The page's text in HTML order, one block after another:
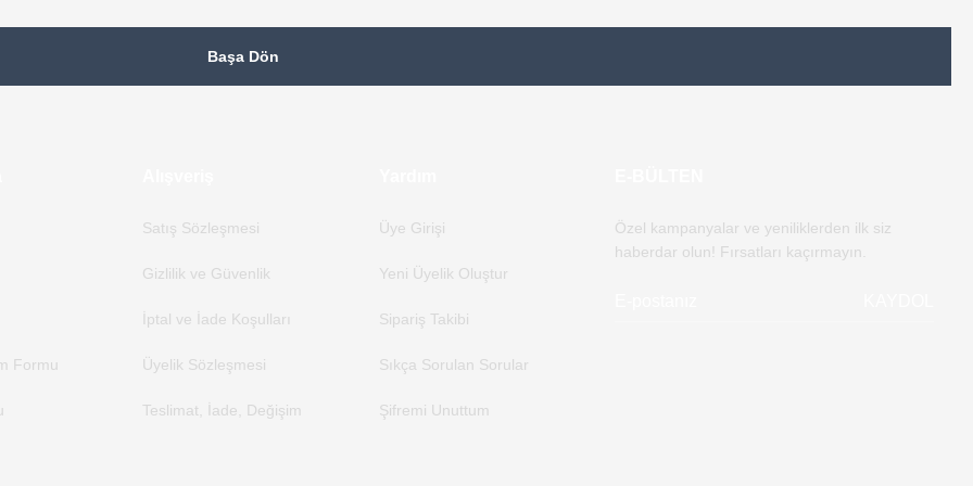
Başa Dön
Formu
Satış Sözleşmesi
Gizlilik ve Güvenlik
İptal ve İade Koşulları
Üyelik Sözleşmesi
Teslimat, İade, Değişim
Üye Girişi
Yeni Üyelik Oluştur
Sipariş Takibi
Sıkça Sorulan Sorular
Şifremi Unuttum
Özel kampanyalar ve yeniliklerden ilk siz
haberdar olun! Fırsatları kaçırmayın.